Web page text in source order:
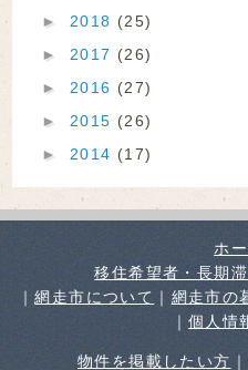
►2018 (25)
►2017 (26)
►2016 (27)
►2015 (26)
►2014 (17)
ホ
移住希望者・長期
｜網走市について ｜ 網走市の
｜個人情
物件を掲載したい方 ｜